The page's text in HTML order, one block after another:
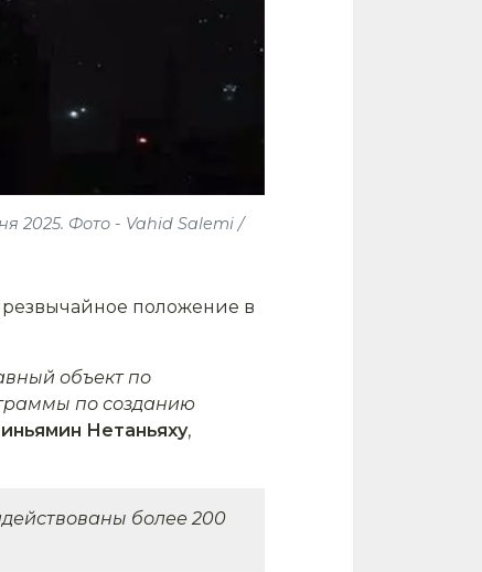
2025. Фото - Vahid Salemi /
положение в
объект по
по созданию
Нетаньяху,
более 200